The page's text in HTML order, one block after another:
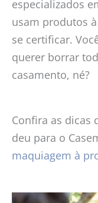
especializados
usam produtos
se certificar.
querer borrar
casamento, né?
Confira as dicas
deu para o
maquiagem à